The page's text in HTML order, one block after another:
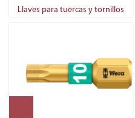
Llaves para tuercas y tornillos